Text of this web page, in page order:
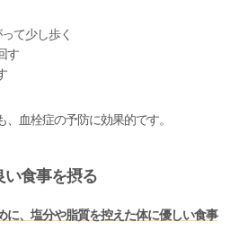
て少し歩く
す
血栓症の予防に効果的です。
食事を摂る
に、塩分や脂質を控えた体に優しい食事